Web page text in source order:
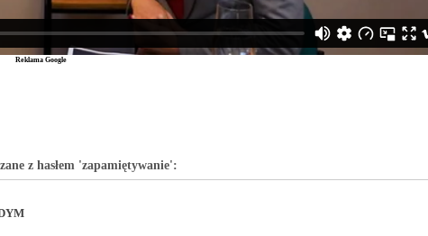
Reklama Google
z hasłem 'zapamiętywanie':